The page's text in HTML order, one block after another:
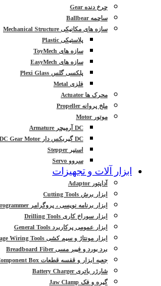
چرخ دنده Gear
ساچمه Ballbear
سازه های مکانیکی Mechanical Structure
پلاستیکی Plastic
سازه های ToyMech
سازه های EasyMech
پلکسی گلس Plexi Glass
فلزی Metal
محرک ها Actuator
ملخ پروانه Propeller
موتور Motor
DC آرمیچر Armature
DC گیربکس دار DC Gear Motor
استپر Stepper
سروو Servo
ابزار آلات و تجهیزات
آداپتور Adaptor
ابزار برش Cutting Tools
ابزار برنامه نویسی ، پروگرامر Programmer
ابزار سوراخ کاری Drilling Tools
ابزار عمومی پرکاربرد General Tools
ابزار مونتاژ و سیم کشی Montage Wiring Tools
برد بورد و فیبر مسی Breadboard Fiber
جعبه ابزار و قفسه قطعات Tool & Component Box
شارژر باتری Battery Charger
گیره و فک Jaw Clamp